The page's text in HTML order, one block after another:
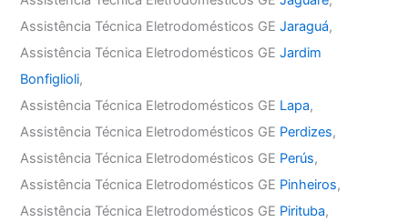
Assistência Técnica Eletrodomésticos GEJaraguá,
Assistência Técnica Eletrodomésticos GEJardim
Bonfiglioli,
Assistência Técnica Eletrodomésticos GE Lapa,
Assistência Técnica Eletrodomésticos GE Perdizes,
Assistência Técnica Eletrodomésticos GE Perús,
Assistência Técnica Eletrodomésticos GE Pinheiros,
Assistência Técnica Eletrodomésticos GE Pirituba,